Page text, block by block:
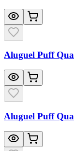
Aluguel Puff
Aluguel Puff